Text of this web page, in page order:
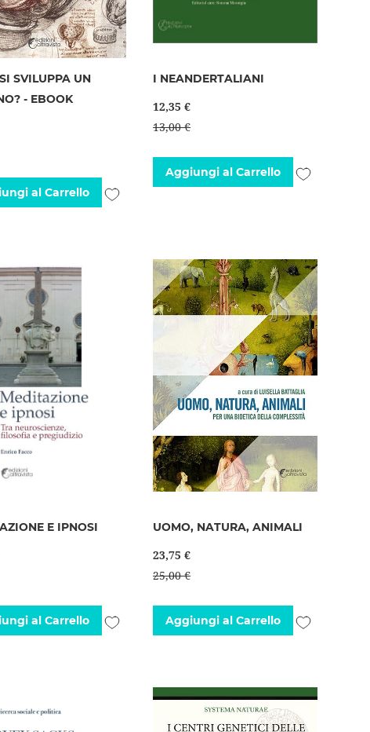
SVILUPPA UN
- EBOOK
al Carrello
Aggiungi
desideri
I NEANDERTALIANI
12,35 €
13,00 €
Aggiungi al Carrello
Aggiungi
E IPNOSI
al Carrello
Aggiungi
desideri
UOMO, NATURA, ANIMALI
23,75 €
25,00 €
Aggiungi al Carrello
Aggiungi
desideri